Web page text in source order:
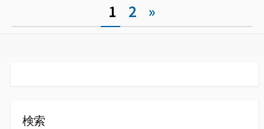
pagination
1 2 »
検索